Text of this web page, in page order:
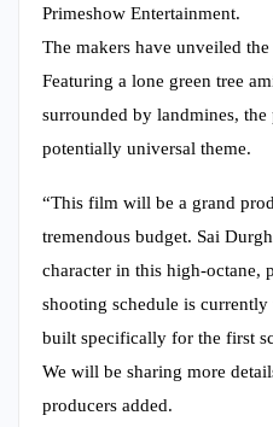
Primeshow Entertainment.
The makers have unveiled
Featuring a lone green tree
surrounded by landmines,
potentially universal theme.
“This film will be a grand
tremendous budget. Sai
character in this high-octane,
shooting schedule is
built specifically for the first
We will be sharing more
producers added.